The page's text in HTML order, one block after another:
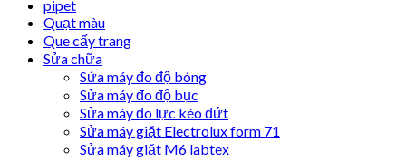
pipet
Quạt màu
Que cấy trang
Sửa chữa
Sửa máy đo độ bóng
Sửa máy đo độ bục
Sửa máy đo lực kéo đứt
Sửa máy giặt Electrolux form 71
Sửa máy giặt M6 labtex